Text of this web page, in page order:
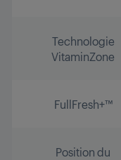
Technologie
VitaminZone
FullFresh+™
Position du